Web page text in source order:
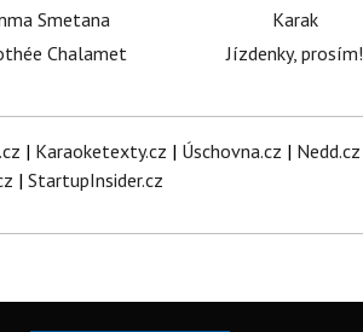
Smetana
Chalamet
Karak
Jízdenky, prosím!
| Karaoketexty.cz | Úschovna.cz | Nedd.cz
| StartupInsider.cz